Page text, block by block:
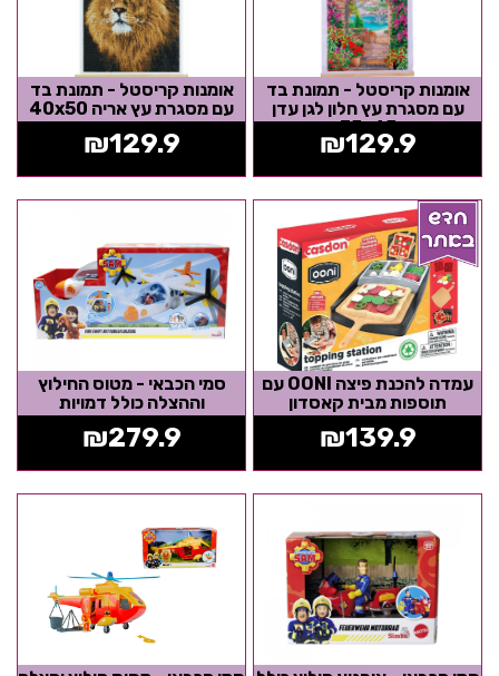
אומנות קריסטל - תמונת בד
עם מסגרת עץ חלון לגן עדן
35x45
₪129.9
אומנות קריסטל - תמונת בד
עם מסגרת עץ אריה 40x50
₪129.9
עמדה להכנת פיצה OONI עם
תוספות מבית קאסדון
₪139.9
סמי הכבאי - מטוס החילוץ
וההצלה כולל דמויות
₪279.9